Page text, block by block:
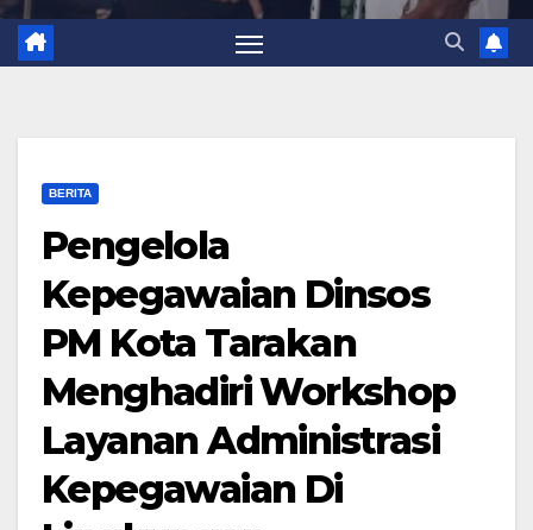
BERITA
Pengelola
Kepegawaian Dinsos
PM Kota Tarakan
Menghadiri Workshop
Layanan Administrasi
Kepegawaian Di